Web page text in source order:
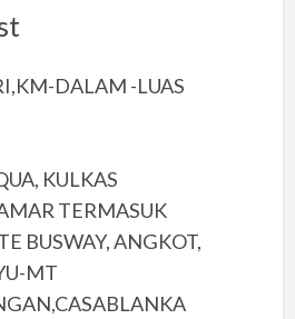
DALAM -LUAS
KULKAS
TERMASUK
BUSWAY, ANGKOT,
MT